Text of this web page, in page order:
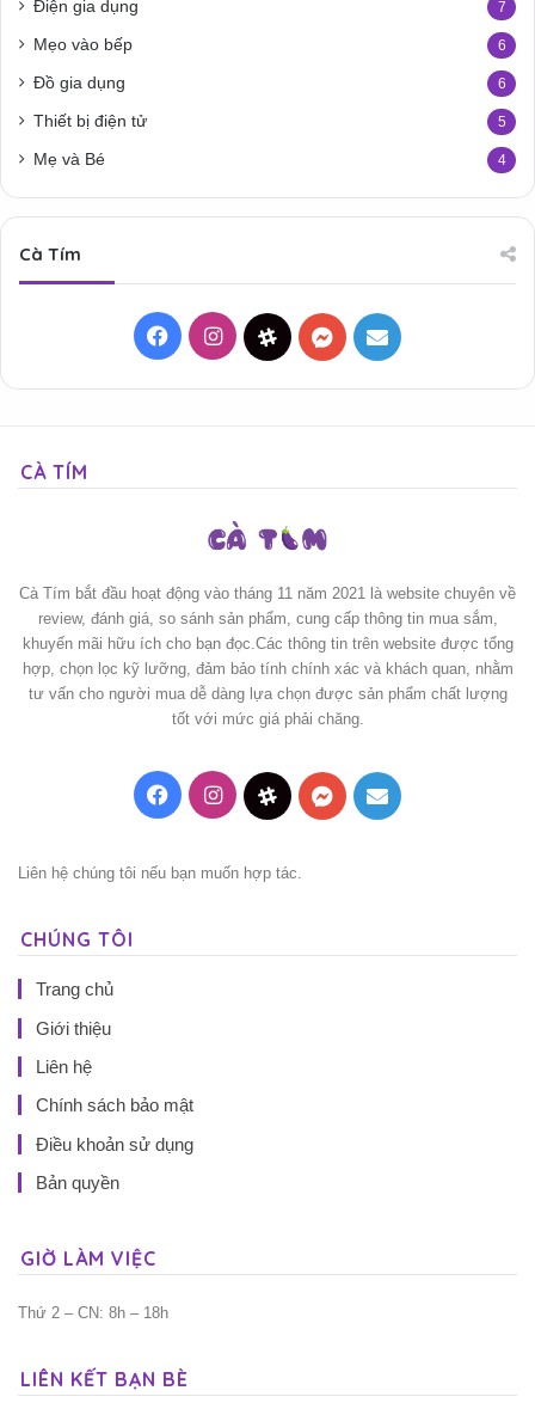
Điện gia dụng 7
Mẹo vào bếp 6
Đồ gia dụng 6
Thiết bị điện tử 5
Mẹ và Bé 4
Cà Tím
FacebookInstagramThreadsMessenger
Mail
CÀ TÍM
Cà Tím bắt đầu hoạt động vào tháng 11 năm 2021 là website chuyên về
review, đánh giá, so sánh sản phẩm, cung cấp thông tin mua sắm,
khuyến mãi hữu ích cho bạn đọc.Các thông tin trên website được tổng
hợp, chọn lọc kỹ lưỡng, đảm bảo tính chính xác và khách quan, nhằm
tư vấn cho người mua dễ dàng lựa chọn được sản phẩm chất lượng
tốt với mức giá phải chăng.
FacebookInstagramThreadsMessenger
Mail
Liên hệ chúng tôi nếu bạn muốn hợp tác.
CHÚNG TÔI
Trang chủ
Giới thiệu
Liên hệ
Chính sách bảo mật
Điều khoản sử dụng
Bản quyền
GIỜ LÀM VIỆC
Thứ 2 – CN: 8h – 18h
LIÊN KẾT BẠN BÈ